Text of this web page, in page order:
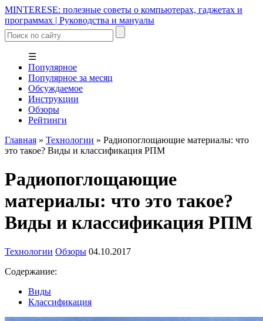
MINTERESE: полезные советы о компьютерах, гаджетах и
программах | Руководства и мануалы
☰
Популярное
Популярное за месяц
Обсуждаемое
Инструкции
Обзоры
Рейтинги
Главная » Технологии » Радиопоглощающие материалы: что
это такое? Виды и классификация РПМ
Радиопоглощающие
материалы: что это такое?
Виды и классификация РПМ
Технологии Обзоры 04.10.2017
Содержание:
Виды
Классификация